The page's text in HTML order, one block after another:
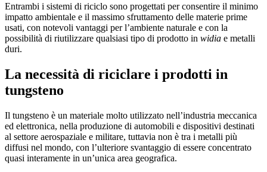
Entrambi i sistemi di riciclo sono progettati per consentire il minimo
impatto ambientale e il massimo sfruttamento delle materie prime
usati, con notevoli vantaggi per l’ambiente naturale e con la
possibilità di riutilizzare qualsiasi tipo di prodotto in widia e metalli
duri.
La necessità di riciclare i prodotti in
tungsteno
Il tungsteno è un materiale molto utilizzato nell’industria meccanica
ed elettronica, nella produzione di automobili e dispositivi destinati
al settore aerospaziale e militare, tuttavia non è tra i metalli più
diffusi nel mondo, con l’ulteriore svantaggio di essere concentrato
quasi interamente in un’unica area geografica.